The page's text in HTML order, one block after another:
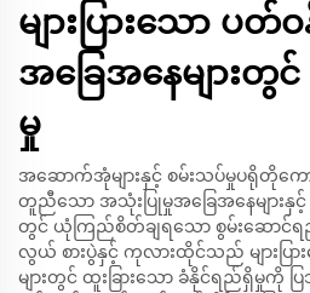
များပြားသော ပတ်
အခြေအနေများတွ
မှု
အဆောက်အုံများနှင့် စမ်းသပ်မှုပရိုတိုကော
တူညီသော အသုံးပြုမှုအခြေအနေများနှင့်
တွင် ယုံကြည်စိတ်ချရသော စွမ်းဆော
လွယ် စားပွဲနှင့် ကုလားထိုင်သည် များပြာ
များတွင် ထူးခြားသော ခံနိုင်ရည်ရှိမှု